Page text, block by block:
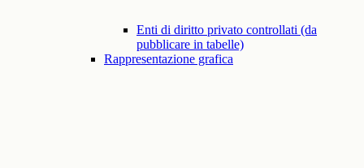
Enti di diritto privato controllati (da
pubblicare in tabelle)
Rappresentazione grafica